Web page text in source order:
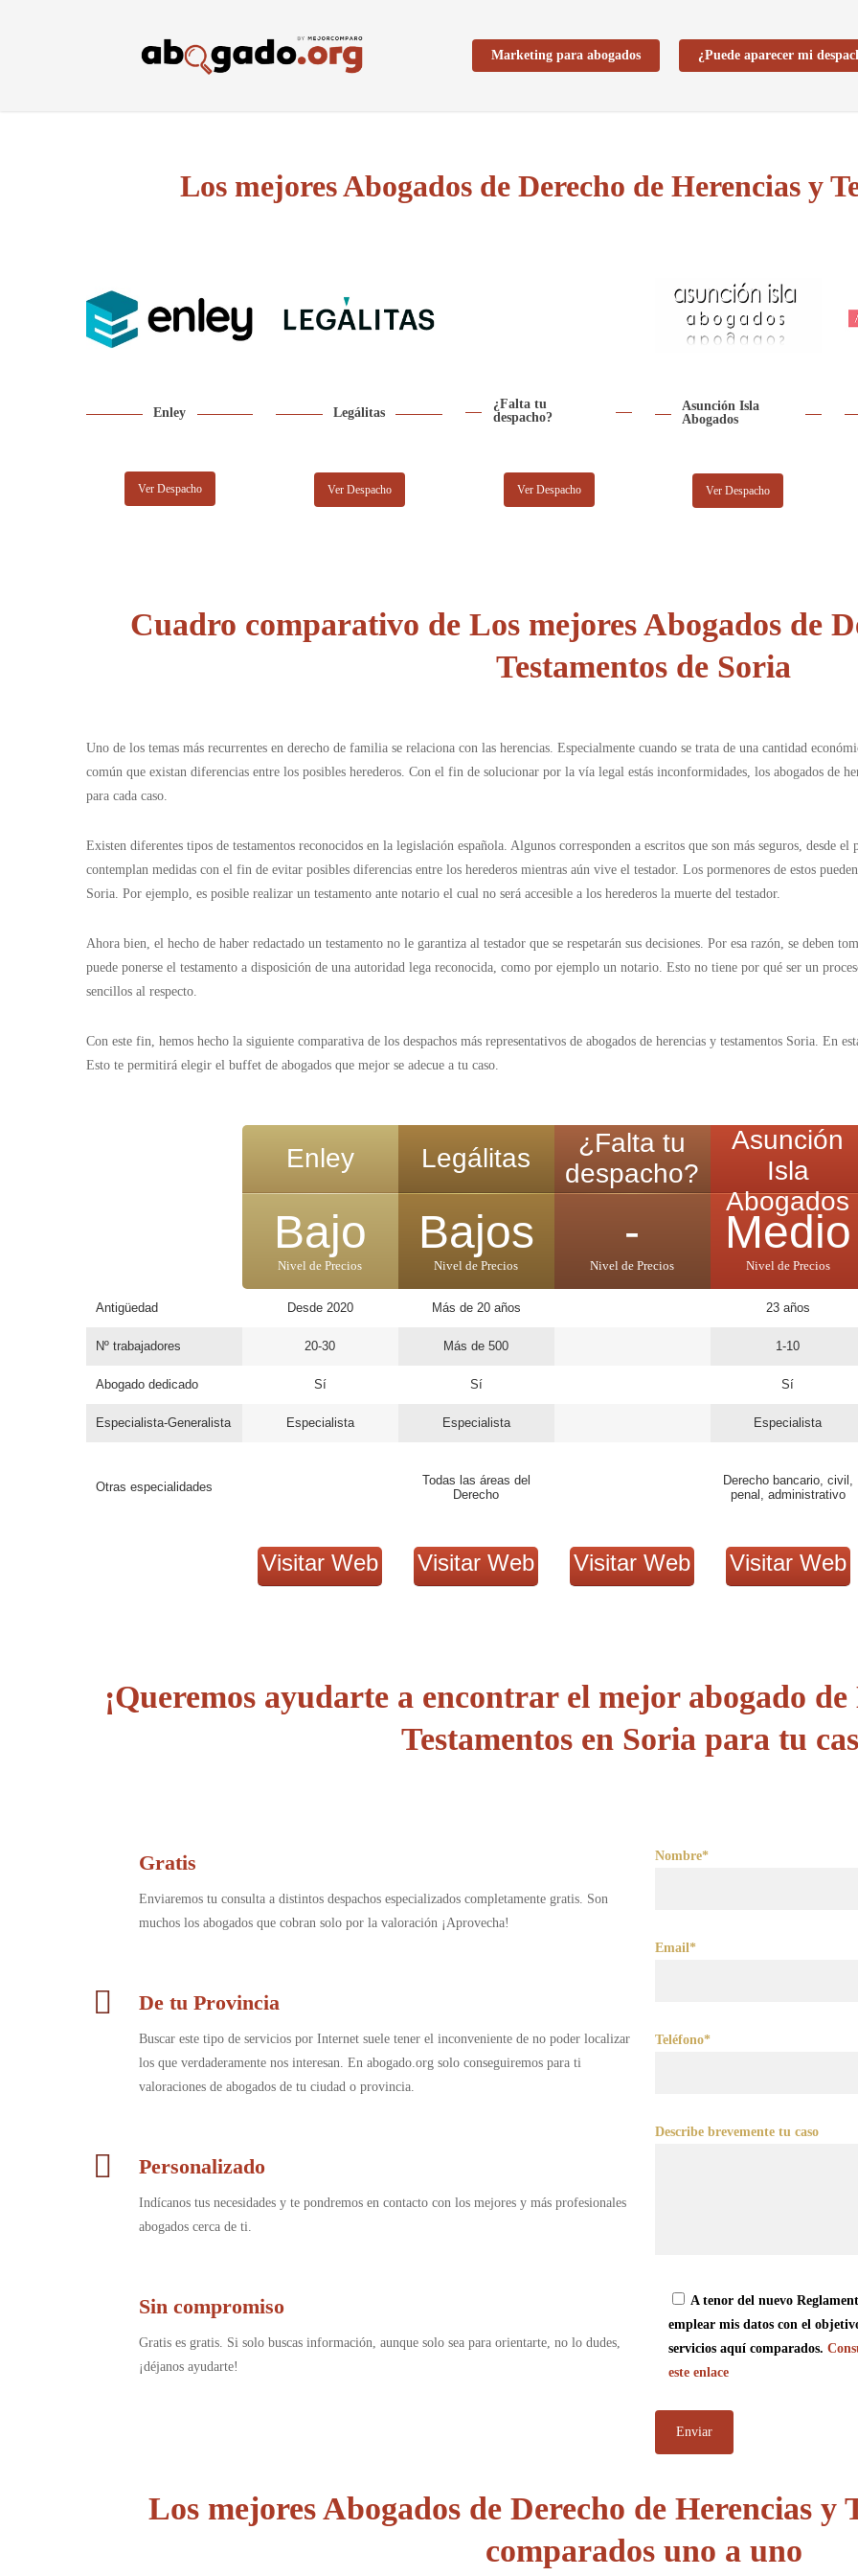
Marketing para abogados ¿Puede aparecer mi
Los mejores Abogados de Derecho de Herencias y
Enley
Ver Despacho
Legálitas
Ver Despacho
¿Falta tu
despacho?
Ver Despacho
Asunción Isla
Abogados
Ver Despacho
Cuadro comparativo de Los mejores Abogados de
Testamentos de Soria
Uno de los temas más recurrentes en derecho de familia se relaciona con las herencias. Especialmente cuando se trata de una cantidad
común que existan diferencias entre los posibles herederos. Con el fin de solucionar por la vía legal estás inconformidades, los abogados de
para cada caso.
Existen diferentes tipos de testamentos reconocidos en la legislación española. Algunos corresponden a escritos que son más seguros, desde
contemplan medidas con el fin de evitar posibles diferencias entre los herederos mientras aún vive el testador. Los pormenores de estos
Soria. Por ejemplo, es posible realizar un testamento ante notario el cual no será accesible a los herederos la muerte del testador.
Ahora bien, el hecho de haber redactado un testamento no le garantiza al testador que se respetarán sus decisiones. Por esa razón, se deben
puede ponerse el testamento a disposición de una autoridad lega reconocida, como por ejemplo un notario. Esto no tiene por qué ser un
sencillos al respecto.
Con este fin, hemos hecho la siguiente comparativa de los despachos más representativos de abogados de herencias y testamentos Soria. En
Esto te permitirá elegir el buffet de abogados que mejor se adecue a tu caso.
Antigüedad
Nº trabajadores
Abogado dedicado
Especialista-Generalista
Otras especialidades
Enley
Bajo
Nivel de Precios
Desde 2020
20-30
Sí
Especialista
Visitar Web
Legálitas
Bajos
Nivel de Precios
Más de 20 años
Más de 500
Sí
Especialista
Todas las áreas del
Derecho
Visitar Web
¿Falta tu
despacho?
-
Nivel de Precios
Visitar Web
Asunción
Isla
Abogados
Medio
Nivel de Precios
23 años
1-10
Sí
Especialista
Derecho bancario, civil,
penal, administrativo
Visitar Web
¡Queremos ayudarte a encontrar el mejor abogado
Testamentos en Soria para tu
Gratis
Enviaremos tu consulta a distintos despachos especializados completamente gratis. Son
muchos los abogados que cobran solo por la valoración ¡Aprovecha!
De tu Provincia
Buscar este tipo de servicios por Internet suele tener el inconveniente de no poder localizar
los que verdaderamente nos interesan. En abogado.org solo conseguiremos para ti
valoraciones de abogados de tu ciudad o provincia.
Personalizado
Indícanos tus necesidades y te pondremos en contacto con los mejores y más profesionales
abogados cerca de ti.
Sin compromiso
Gratis es gratis. Si solo buscas información, aunque solo sea para orientarte, no lo dudes,
¡déjanos ayudarte!
Nombre*
Email*
Teléfono*
Describe brevemente tu caso
A tenor del nuevo
emplear mis datos con el
servicios aquí comparados.
este enlace
Los mejores Abogados de Derecho de Herencias y
comparados uno a uno